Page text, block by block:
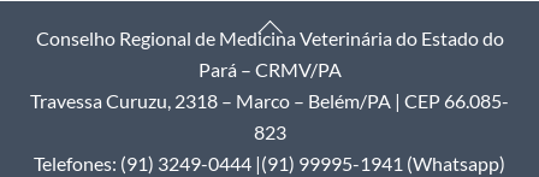
Back
To
Top
Conselho Regional de Medicina Veterinária do Estado do
Pará – CRMV/PA
Travessa Curuzu, 2318 – Marco – Belém/PA | CEP 66.085-
823
Telefones: (91) 3249-0444 |(91) 99995-1941 (Whatsapp)